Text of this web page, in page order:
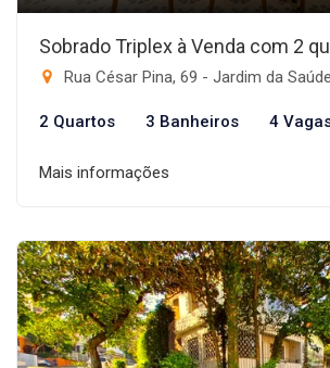
Sobrado Triplex à Venda com 2
Rua César Pina, 69 - Jardim da
2 Quartos 3 Banheiros 4
Mais informações